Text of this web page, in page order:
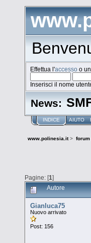
Effettua l'accesso o
Inserisci il nome
News:
INDICE AIUTO
www.polinesia.it>
Pagine: [1]
Autore
Gianluca75
Nuovo arrivato
Post: 156